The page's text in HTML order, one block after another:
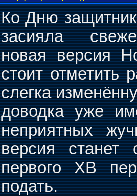
Ко Дню
засияла
новая версия
стоит отметить
слегка
доводка уже
неприятных
версия станет
первого ХВ
подать.